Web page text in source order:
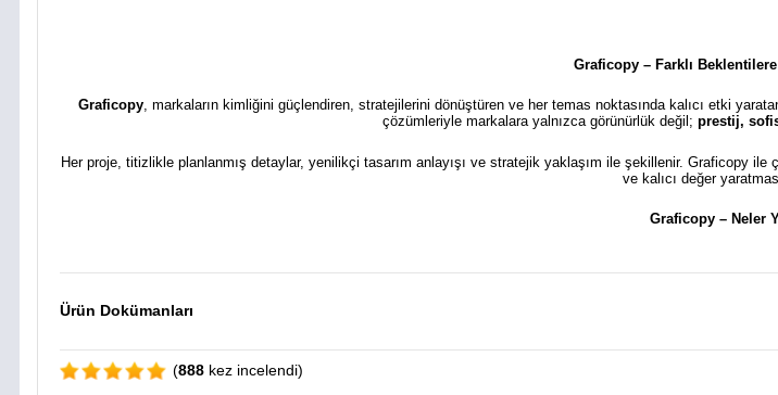
Graficopy – Farklı
Graficopy, markaların kimliğini güçlendiren, stratejilerini dönüştüren ve her temas noktasında kalıcı etki
çözümleriyle markalara yalnızca görünürlük değil; prestij,
Her proje, titizlikle planlanmış detaylar, yenilikçi tasarım anlayışı ve stratejik yaklaşım ile şekillenir. Graficopy ile
ve kalıcı değer
Graficopy – Neler
Ürün Dokümanları
(888 kez incelendi)